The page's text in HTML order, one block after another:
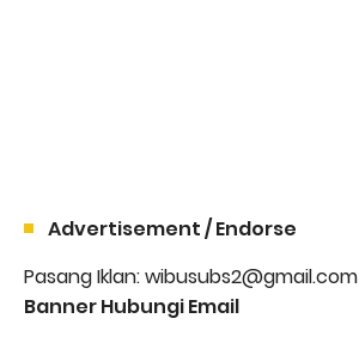
Advertisement / Endorse
Pasang Iklan: wibusubs2@gmail.com
Banner Hubungi Email